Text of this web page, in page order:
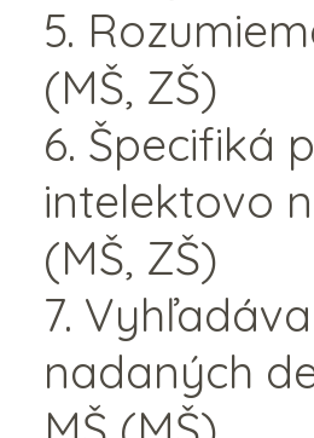
5.
(MŠ, ZŠ)
6. Špecifiká
intelektovo
(MŠ, ZŠ)
7.
nadaných